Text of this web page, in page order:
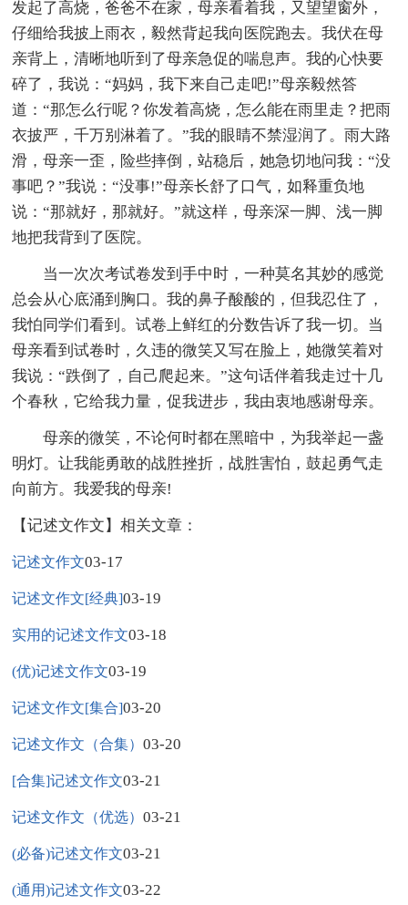
发起了高烧，爸爸不在家，母亲看着我，又望望窗外，
仔细给我披上雨衣，毅然背起我向医院跑去。我伏在母
亲背上，清晰地听到了母亲急促的喘息声。我的心快要
碎了，我说：“妈妈，我下来自己走吧!”母亲毅然答
道：“那怎么行呢？你发着高烧，怎么能在雨里走？把雨
衣披严，千万别淋着了。”我的眼睛不禁湿润了。雨大路
滑，母亲一歪，险些摔倒，站稳后，她急切地问我：“没
事吧？”我说：“没事!”母亲长舒了口气，如释重负地
说：“那就好，那就好。”就这样，母亲深一脚、浅一脚
地把我背到了医院。
当一次次考试卷发到手中时，一种莫名其妙的感觉
总会从心底涌到胸口。我的鼻子酸酸的，但我忍住了，
我怕同学们看到。试卷上鲜红的分数告诉了我一切。当
母亲看到试卷时，久违的微笑又写在脸上，她微笑着对
我说：“跌倒了，自己爬起来。”这句话伴着我走过十几
个春秋，它给我力量，促我进步，我由衷地感谢母亲。
母亲的微笑，不论何时都在黑暗中，为我举起一盏
明灯。让我能勇敢的战胜挫折，战胜害怕，鼓起勇气走
向前方。我爱我的母亲!
【记述文作文】相关文章：
记述文作文03-17
记述文作文[经典]03-19
实用的记述文作文03-18
(优)记述文作文03-19
记述文作文[集合]03-20
记述文作文（合集）03-20
[合集]记述文作文03-21
记述文作文（优选）03-21
(必备)记述文作文03-21
(通用)记述文作文03-22